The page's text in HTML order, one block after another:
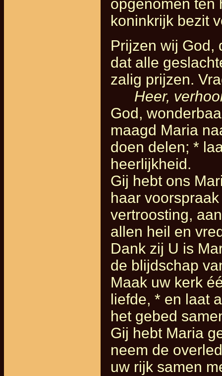
opgenomen ten
koninkrijk bezit
Prijzen wij God,
dat alle
zalig prijzen.
Heer,
God,
maagd Maria
doen delen; *
heerlijkheid.
Gij hebt ons
haar
vertroosting,
allen heil en
Dank zij U is
de blijdschap
Maak uw kerk
liefde, * en laat
het gebed
Gij hebt Maria
neem de
uw rijk samen